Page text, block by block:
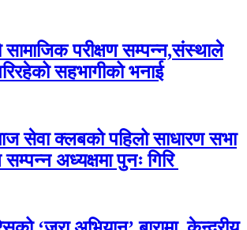
सामाजिक परीक्षण सम्पन्न,संस्थाले
सहभागीको भनाई
सेवा क्लबको पहिलो साधारण सभा
अध्यक्षमा पुनः गिरि